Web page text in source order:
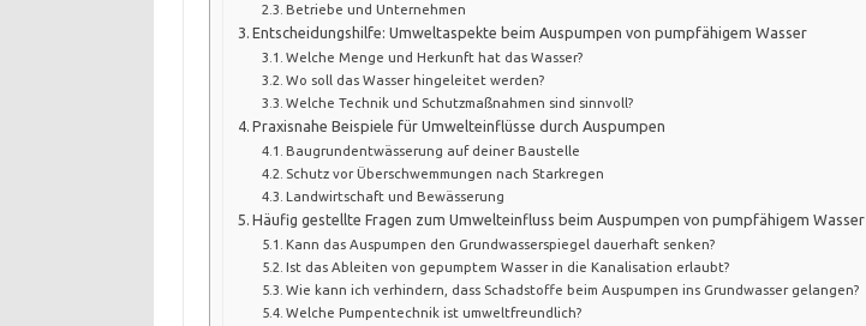
Betriebe und Unternehmen
Entscheidungshilfe: Umweltaspekte beim Auspumpen von pumpfähigem Wasser
Welche Menge und Herkunft hat das Wasser?
Wo soll das Wasser hingeleitet werden?
Welche Technik und Schutzmaßnahmen sind sinnvoll?
Praxisnahe Beispiele für Umwelteinflüsse durch Auspumpen
Baugrundentwässerung auf deiner Baustelle
Schutz vor Überschwemmungen nach Starkregen
Landwirtschaft und Bewässerung
Häufig gestellte Fragen zum Umwelteinfluss beim Auspumpen von pumpfähigem Wasser
Kann das Auspumpen den Grundwasserspiegel dauerhaft senken?
Ist das Ableiten von gepumptem Wasser in die Kanalisation erlaubt?
Wie kann ich verhindern, dass Schadstoffe beim Auspumpen ins Grundwasser gelangen?
Welche Pumpentechnik ist umweltfreundlich?